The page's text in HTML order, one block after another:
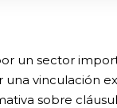
un sector
vinculación
sobre